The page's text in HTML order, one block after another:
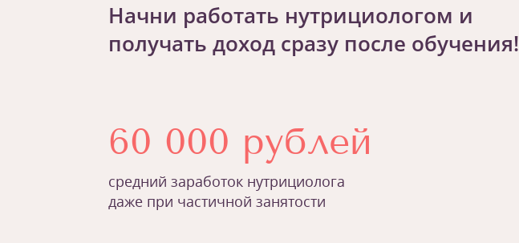
Начни работать нутрициологом и
получать доход сразу после обучения!
60 000 рублей
средний заработок нутрициолога
даже при частичной занятости